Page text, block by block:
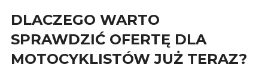
DLACZEGO WARTO
SPRAWDZIĆ OFERTĘ DLA
MOTOCYKLISTÓW JUŻ TERAZ?